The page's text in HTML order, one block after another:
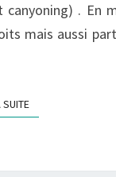
. En
mais aussi
SUITELIRE LA SUITE